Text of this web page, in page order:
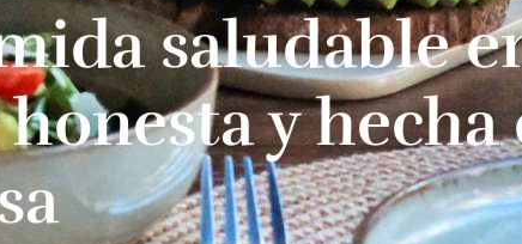
saludable
y hecha